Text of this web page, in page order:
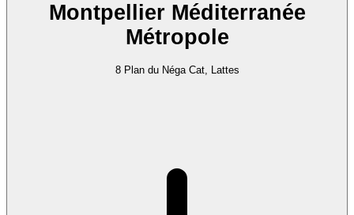
Montpellier Méditerranée
Métropole
8 Plan du Néga Cat, Lattes